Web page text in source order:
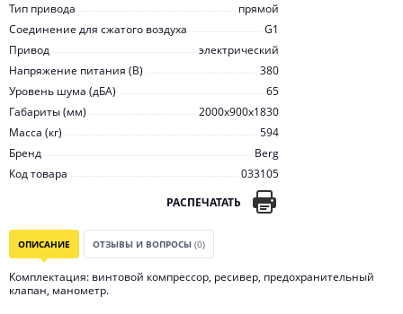
Тип привода
прямой
Соединение для сжатого воздуха
G1
Привод
электрический
Напряжение питания (В)
380
Уровень шума (дБА)
65
Габариты (мм)
2000x900x1830
Масса (кг)
594
Бренд
Berg
Код товара
033105
РАСПЕЧАТАТЬ
ОПИСАНИЕ ОТЗЫВЫ И ВОПРОСЫ (0)
Комплектация: винтовой компрессор, ресивер, предохранительный
клапан, манометр.